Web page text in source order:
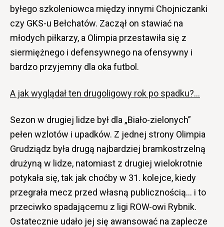
byłego szkoleniowca między innymi Chojniczanki
czy GKS-u Bełchatów. Zaczął on stawiać na
młodych piłkarzy, a Olimpia przestawiła się z
siermiężnego i defensywnego na ofensywny i
bardzo przyjemny dla oka futbol.
A jak wyglądał ten drugoligowy rok po spadku?…
Sezon w drugiej lidze był dla „Biało-zielonych”
pełen wzlotów i upadków. Z jednej strony Olimpia
Grudziądz była drugą najbardziej bramkostrzelną
drużyną w lidze, natomiast z drugiej wielokrotnie
potykała się, tak jak choćby w 31. kolejce, kiedy
przegrała mecz przed własną publicznością… i to
przeciwko spadającemu z ligi ROW-owi Rybnik.
Ostatecznie udało jej się awansować na zaplecze